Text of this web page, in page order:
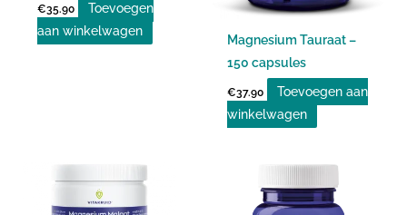
€35.90
Toevoegen
aan winkelwagen
Magnesium Tauraat –
150 capsules
€37.90
Toevoegen aan
winkelwagen